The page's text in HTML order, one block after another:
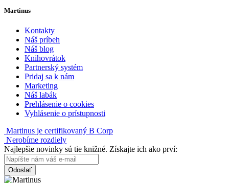
Martinus
Kontakty
Náš príbeh
Náš blog
Knihovrátok
Partnerský systém
Pridaj sa k nám
Marketing
Náš labák
Prehlásenie o cookies
Vyhlásenie o prístupnosti
Martinus je certifikovaný B Corp
Nerobíme rozdiely
Najlepšie novinky sú tie knižné. Získajte ich ako prví:
Odoslať